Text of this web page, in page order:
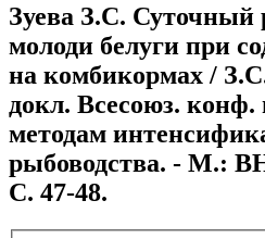
Зуева З.С. Суточный
молоди белуги при
на комбикормах /
докл. Всесоюз.
методам
рыбоводства. - М.:
С. 47-48.